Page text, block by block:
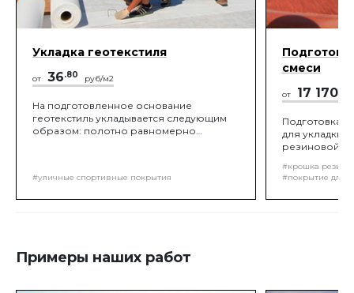
Укладка геотекстиля
от 36.80 руб/м2
На подготовленное основание
геотекстиль укладывается следующим
образом: полотно равномерно
чтобы избежать появления складок.
#уличные спортивные покрытия
смеси
от 17 170.89
Подготовка
для укладки
резиновой
проектом,
помощи
#крошка
#покрытие для
Примеры наших работ